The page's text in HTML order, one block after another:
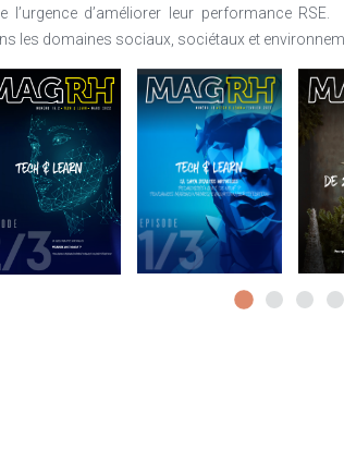
l’urgence d’améliorer leur performance RSE.
les domaines sociaux, sociétaux et